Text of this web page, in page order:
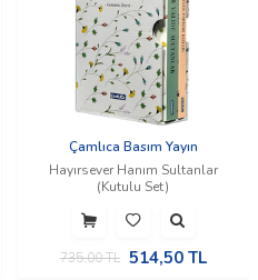
Çamlıca Basım Yayın
Hayırsever Hanım Sultanlar
(Kutulu Set)
735,00TL 514,50TL